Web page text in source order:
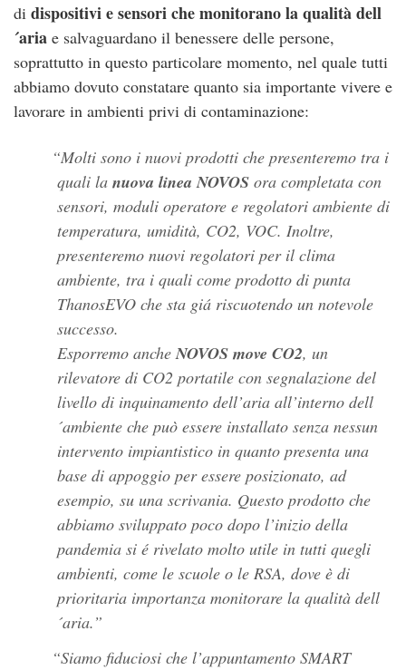
di dispositivi e sensori che monitorano la qualità dell
´aria e salvaguardano il benessere delle persone,
soprattutto in questo particolare momento, nel quale tutti
abbiamo dovuto constatare quanto sia importante vivere e
lavorare in ambienti privi di contaminazione:
Molti sono i nuovi prodotti che presenteremo tra i
quali la nuova linea NOVOS ora completata con
sensori, moduli operatore e regolatori ambiente di
temperatura, umidità, CO2, VOC. Inoltre,
presenteremo nuovi regolatori per il clima
ambiente, tra i quali come prodotto di punta
ThanosEVO che sta giá riscuotendo un notevole
successo.
Esporremo ancheNOVOS move CO2, un
rilevatore di CO2 portatile con segnalazione del
livello di inquinamento dell’aria all’interno dell
´ambiente che può essere installato senza nessun
intervento impiantistico in quanto presenta una
base di appoggio per essere posizionato, ad
esempio, su una scrivania. Questo prodotto che
abbiamo sviluppato poco dopo l’inizio della
pandemia si é rivelato molto utile in tutti quegli
ambienti, come le scuole o le RSA, dove è di
prioritaria importanza monitorare la qualità dell
´aria.
Siamo fiduciosi che l’appuntamento SMART